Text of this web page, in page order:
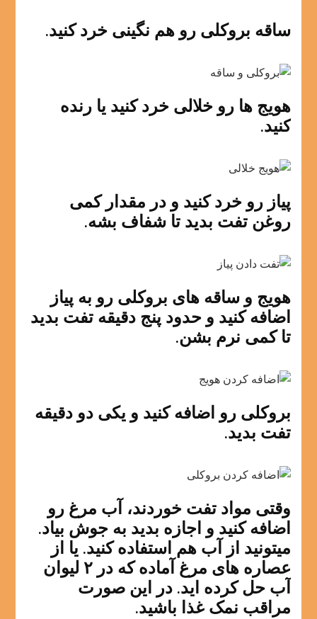
ساقه بروکلی رو هم نگینی خرد کنید.
هویج ها رو خلالی خرد کنید یا رنده
کنید.
پیاز رو خرد کنید و در مقدار کمی
روغن تفت بدید تا شفاف بشه.
هویج و ساقه های بروکلی رو به پیاز
اضافه کنید و حدود پنج دقیقه تفت بدید
تا کمی نرم بشن.
بروکلی رو اضافه کنید و یکی دو دقیقه
تفت بدید.
وقتی مواد تفت خوردند، آب مرغ رو
اضافه کنید و اجازه بدید به جوش بیاد.
میتونید از آب هم استفاده کنید. یا از
عصاره های مرغ آماده که در ۲ لیوان
آب حل کرده اید. در این صورت
مراقب نمک غذا باشید.